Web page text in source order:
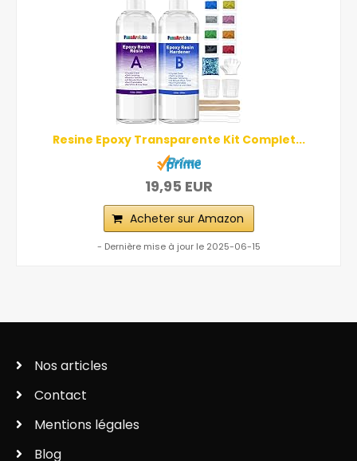
Resine Epoxy Transparente Kit Complet...
19,95 EUR
Acheter sur Amazon
- Dernière mise à jour le 2025-06-15
Nos articles
Contact
Mentions légales
Blog